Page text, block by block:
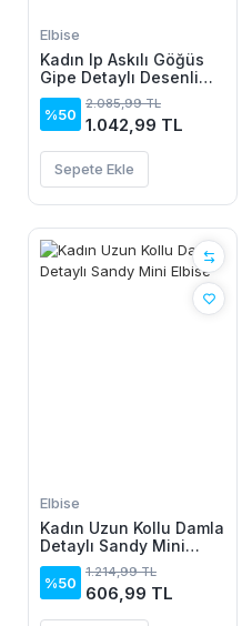
Elbise
Kadın Ip Askılı Göğüs
Gipe Detaylı Desenli
Uzun Süprem Elbise
%50
2.085,99 TL
1.042,99 TL
Sepete Ekle
Elbise
Kadın Uzun Kollu Damla
Detaylı Sandy Mini
Elbise
%50
1.214,99 TL
606,99 TL